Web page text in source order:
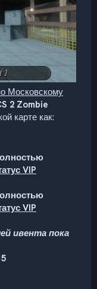
Московскому
2 Zombie
карте как:
VIP
VIP
ивента пока